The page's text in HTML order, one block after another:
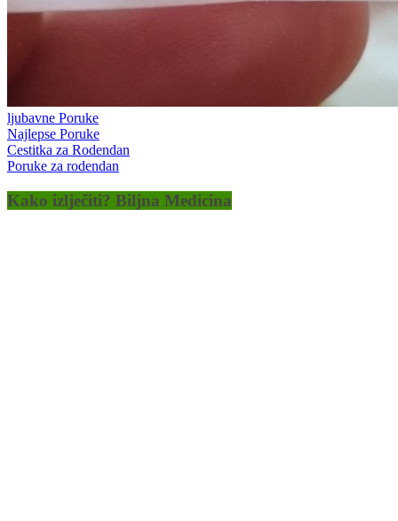
ljubavne Poruke
Najlepse Poruke
Cestitka za Rodendan
Poruke za rodendan
Kako izlječiti? Biljna Medicina